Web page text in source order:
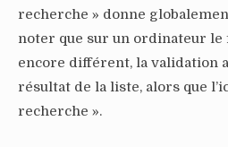
recherche » donne
noter que sur un ordinateur
encore différent, la validation
résultat de la liste, alors que
recherche ».